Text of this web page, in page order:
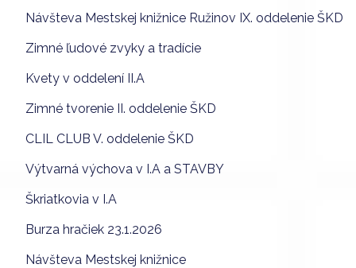
Návšteva Mestskej knižnice Ružinov IX. oddelenie ŠKD
Zimné ľudové zvyky a tradície
Kvety v oddelení II.A
Zimné tvorenie II. oddelenie ŠKD
CLIL CLUB V. oddelenie ŠKD
Výtvarná výchova v I.A a STAVBY
Škriatkovia v I.A
Burza hračiek 23.1.2026
Návšteva Mestskej knižnice